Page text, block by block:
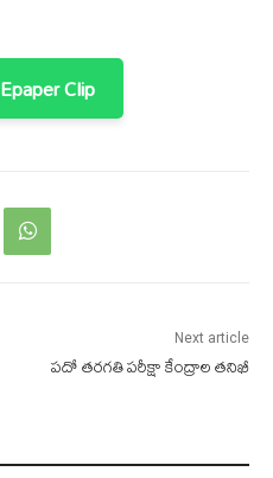
Clip
Next article
పదో తరగతి పరీక్షా కేంద్రాల తనిఖీ